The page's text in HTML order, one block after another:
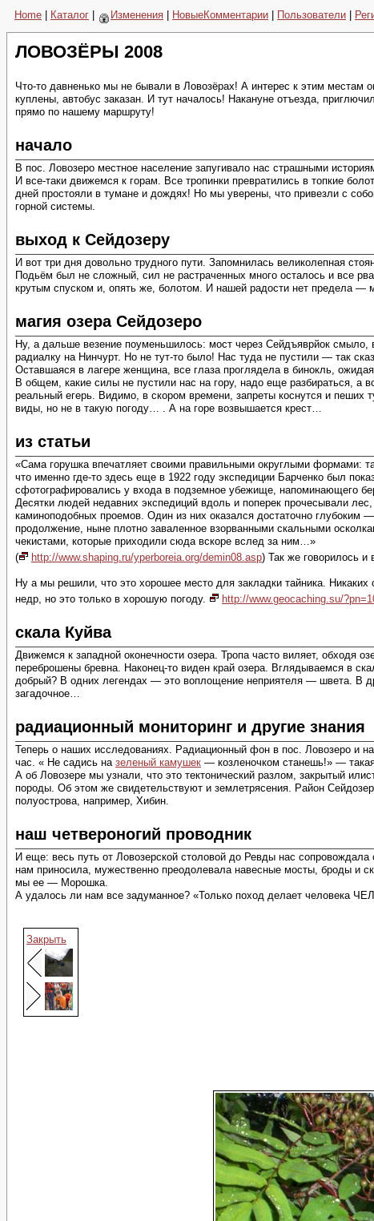
Home Каталог Изменения НовыеКомментарии Пользователи
ЛОВОЗЁРЫ 2008
Что-то давненько мы не бывали в Ловозёрах! А интерес к этим
куплены, автобус заказан. И тут началось! Накануне отъезда,
прямо по нашему маршруту!
начало
В пос. Ловозеро местное население запугивало нас страшными
И все-таки движемся к горам. Все тропинки превратились в топкие
дней простояли в тумане и дождях! Но мы уверены, что привезли с
горной системы.
выход к Сейдозеру
И вот три дня довольно трудного пути. Запомнилась великолепная
Подьём был не сложный, сил не растраченных много осталось и все
крутым спуском и, опять же, болотом. И нашей радости нет предела —
магия озера Сейдозеро
Ну, а дальше везение поуменьшилось: мост через Сейдъяврйок смыло,
радиалку на Нинчурт. Но не тут-то было! Нас туда не пустили — так
Оставшаяся в лагере женщина, все глаза проглядела в бинокль,
В общем, какие силы не пустили нас на гору, надо еще разбираться, а
реальный егерь. Видимо, в скором времени, запреты коснутся и
виды, но не в такую погоду… . А на горе возвышается крест…
из статьи
«Сама горушка впечатляет своими правильными округлыми формами:
что именно где-то здесь еще в 1922 году экспедиции Барченко был
сфотографировались у входа в подземное убежище, напоминающего
Десятки людей недавних экспедиций вдоль и поперек прочесывали
каминоподобных проемов. Один из них оказался достаточно глубоким
продолжение, ныне плотно заваленное взорванными скальными
чекистами, которые приходили сюда вскоре вслед за ним…»
(
http://www.shaping.ru/yperboreia.org/demin08.asp) Так же говорилось
Ну а мы решили, что это хорошее место для закладки тайника.
недр, но это только в хорошую погоду.
http://www.geocaching.su/
скала Куйва
Движемся к западной оконечности озера. Тропа часто виляет, обходя
переброшены бревна. Наконец-то виден край озера. Вглядываемся в
добрый? В одних легендах — это воплощение неприятеля — швета. В
загадочное…
радиационный мониторинг и другие знания
Теперь о наших исследованиях. Радиационный фон в пос. Ловозеро и
час. « Не садись на зеленый камушек — козленочком станешь!» —
А об Ловозере мы узнали, что это тектонический разлом, закрытый
породы. Об этом же свидетельствуют и землетрясения. Район
полуострова, например, Хибин.
наш четвероногий проводник
И еще: весь путь от Ловозерской столовой до Ревды нас
нам приносила, мужественно преодолевала навесные мосты, броды и
мы ее — Морошка.
А удалось ли нам все задуманное? «Только поход делает человека
Закрыть